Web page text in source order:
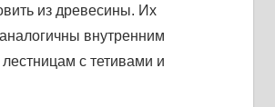
из древесины. Их
внутренним
с тетивами и